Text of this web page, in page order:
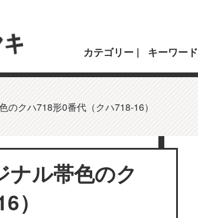
カテゴリー キーワード
クハ718形0番代（クハ718-16）
ナル帯色のク
）